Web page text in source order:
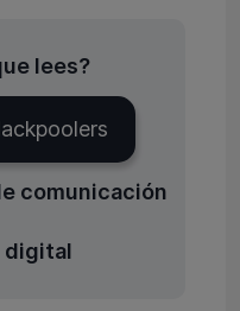
lees?
comunicación
digital